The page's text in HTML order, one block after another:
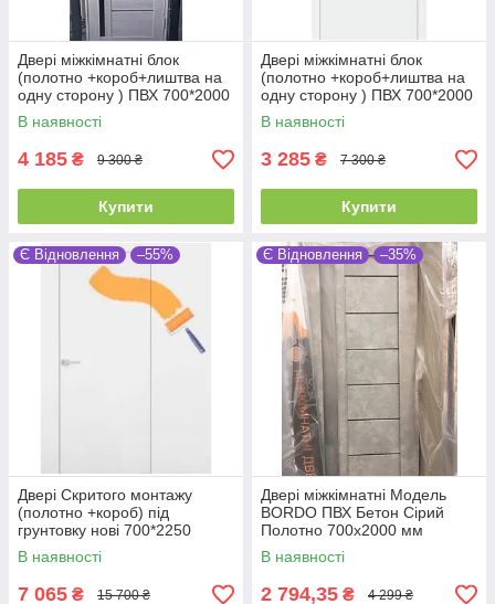
Двері міжкімнатні блок
(полотно +короб+лиштва на
одну сторону ) ПВХ 700*2000
В наявності
4 185 ₴ 9 300 ₴
Купити
Двері міжкімнатні блок
(полотно +короб+лиштва на
одну сторону ) ПВХ 700*2000
В наявності
3 285 ₴ 7 300 ₴
Купити
Є Відновлення –55%
Двері Скритого монтажу
(полотно +короб) під
грунтовку нові 700*2250
В наявності
7 065 ₴ 15 700 ₴
Є Відновлення –35%
Двері міжкімнатні Модель
BORDO ПВХ Бетон Сірий
Полотно 700х2000 мм
В наявності
2 794,35 ₴ 4 299 ₴